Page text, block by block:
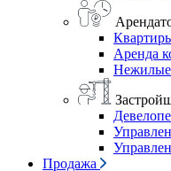
Аренда
Продажа